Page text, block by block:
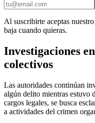
Al suscribirte aceptas nuestro
baja cuando quieras.
Investigaciones
colectivos
Las autoridades continúan
algún delito mientras estuvo
cargos legales, se busca
a actividades del crimen